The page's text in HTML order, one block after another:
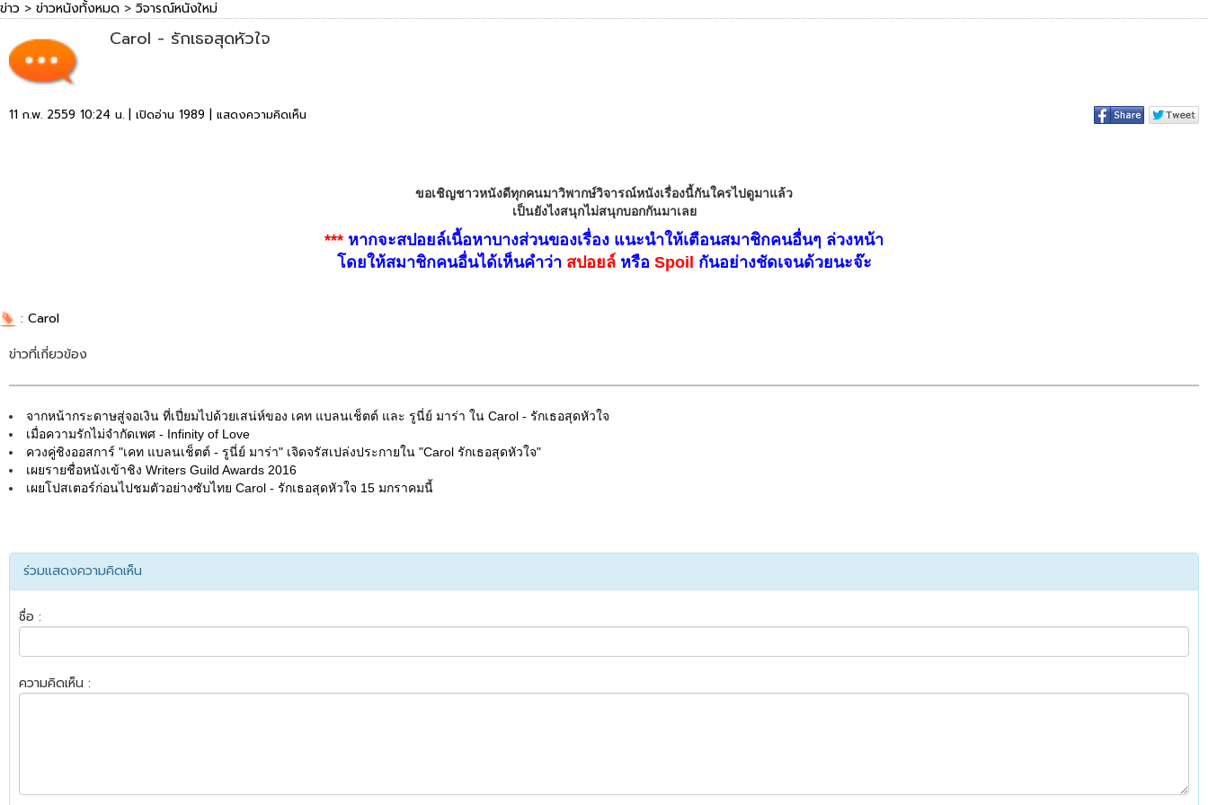
ข่าว > ข่าวหนังทั้งหมด > วิจารณ์หนังใหม่
Carol - รักเธอสุดหัวใจ
11 ก.พ. 2559 10:24 น. | เปิดอ่าน 1989 | แสดงความคิดเห็น
ขอเชิญชาวหนังดีทุกคนมาวิพากษ์วิจารณ์หนังเรื่องนี้กันใครไปดูมาแล้ว
เป็นยังไงสนุกไม่สนุกบอกกันมาเลย
*** หากจะสปอยล์เนื้อหาบางส่วนของเรื่อง แนะนำให้เตือนสมาชิกคนอื่นๆ ล่วงหน้า
โดยให้สมาชิกคนอื่นได้เห็นคำว่า สปอยล์หรือ Spoil กันอย่างชัดเจนด้วยนะจ๊ะ
: Carol
ข่าวที่เกี่ยวข้อง
จากหน้ากระดาษสู่จอเงิน ที่เปี่ยมไปด้วยเสน่ห์ของ เคท แบลนเช็ตต์ และ รูนี่ย์ มาร่า ใน Carol - รักเธอสุดหัวใจ
เมื่อความรักไม่จำกัดเพศ - Infinity of Love
ควงคู่ชิงออสการ์ "เคท แบลนเช็ตต์ - รูนี่ย์ มาร่า" เจิดจรัสเปล่งประกายใน "Carol รักเธอสุดหัวใจ"
เผยรายชื่อหนังเข้าชิง Writers Guild Awards 2016
เผยโปสเตอร์ก่อนไปชมตัวอย่างซับไทย Carol - รักเธอสุดหัวใจ 15 มกราคมนี้
ร่วมแสดงความคิดเห็น
ชื่อ :
ความคิดเห็น :